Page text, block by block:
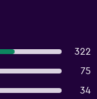
322
75
34